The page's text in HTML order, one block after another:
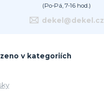
(Po-Pá, 7-16 hod.)
dekel@dekel.cz
v kategoriích